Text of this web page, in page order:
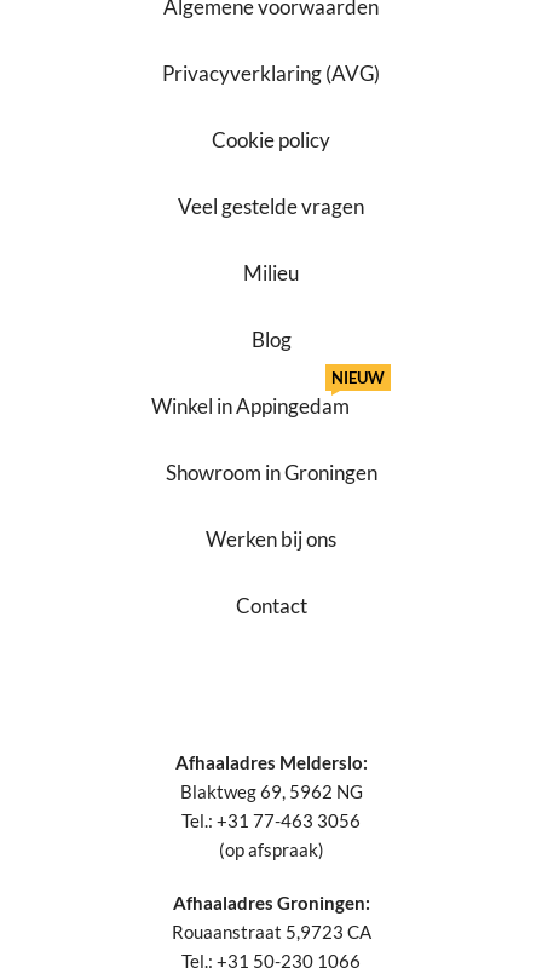
Algemene voorwaarden
Privacyverklaring (AVG)
Cookie policy
Veel gestelde vragen
Milieu
Blog
Winkel in Appingedam
NIEUW
Showroom in Groningen
Werken bij ons
Contact
Afhaaladres Melderslo:
Blaktweg 69, 5962 NG
Tel.: +31 77-463 3056
(op afspraak)
Afhaaladres Groningen:
Rouaanstraat 5,9723 CA
Tel.: +31 50-230 1066